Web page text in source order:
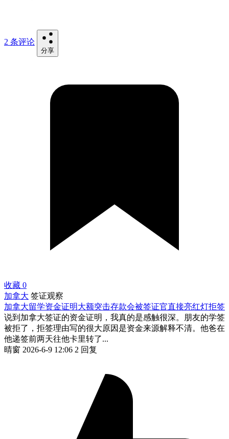
2 条评论
分享
收藏 0
加拿大 签证观察
加拿大留学资金证明大额突击存款会被签证官直接亮红灯拒签
说到加拿大签证的资金证明，我真的是感触很深。朋友的学签
被拒了，拒签理由写的很大原因是资金来源解释不清。他爸在
他递签前两天往他卡里转了...
晴窗 2026-6-9 12:06 2 回复